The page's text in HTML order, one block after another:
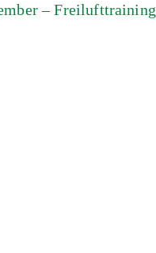
– Freilufttraining